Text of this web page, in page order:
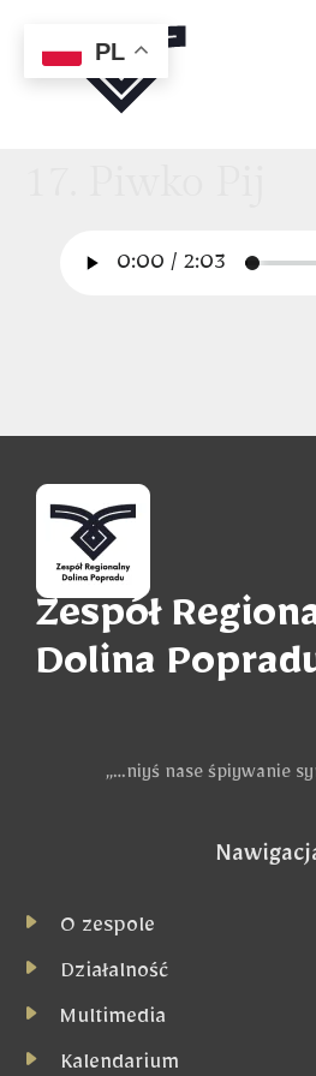
Zespół
Dolina
„…niyś nase śpiywanie
O zespole
Działalność
Multimedia
Kalendarium
PL